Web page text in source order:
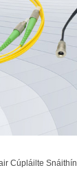
Cúpláilte Snáithín